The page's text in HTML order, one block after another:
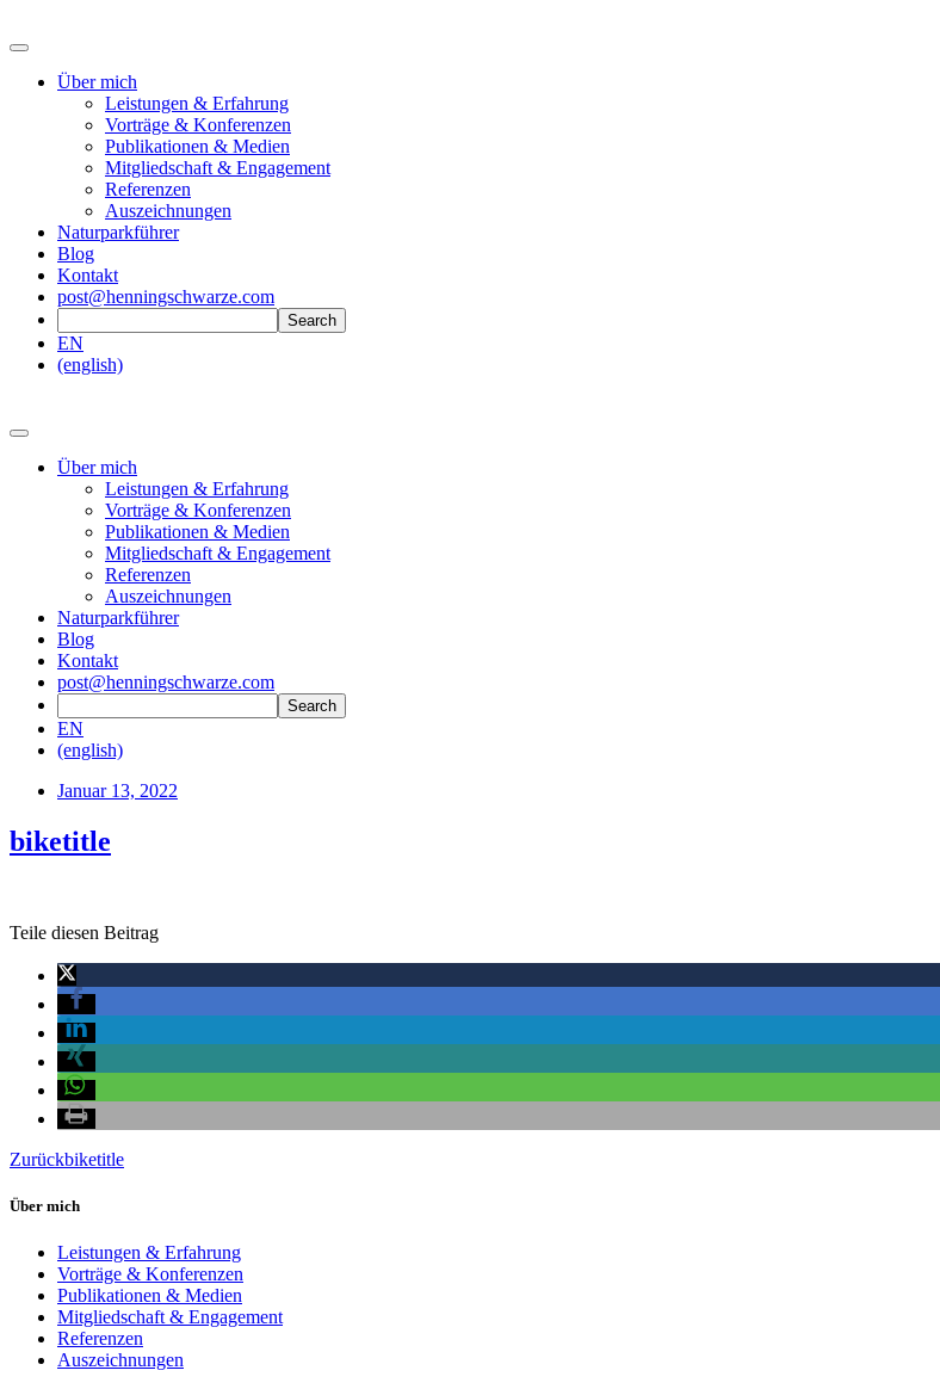
Über mich
Leistungen & Erfahrung
Vorträge & Konferenzen
Publikationen & Medien
Mitgliedschaft & Engagement
Referenzen
Auszeichnungen
Naturparkführer
Blog
Kontakt
post@henningschwarze.com
EN
(english)
Über mich
Leistungen & Erfahrung
Vorträge & Konferenzen
Publikationen & Medien
Mitgliedschaft & Engagement
Referenzen
Auszeichnungen
Naturparkführer
Blog
Kontakt
post@henningschwarze.com
EN
(english)
Januar 13, 2022
biketitle
Teile diesen Beitrag
Zurückbiketitle
Über mich
Leistungen & Erfahrung
Vorträge & Konferenzen
Publikationen & Medien
Mitgliedschaft & Engagement
Referenzen
Auszeichnungen